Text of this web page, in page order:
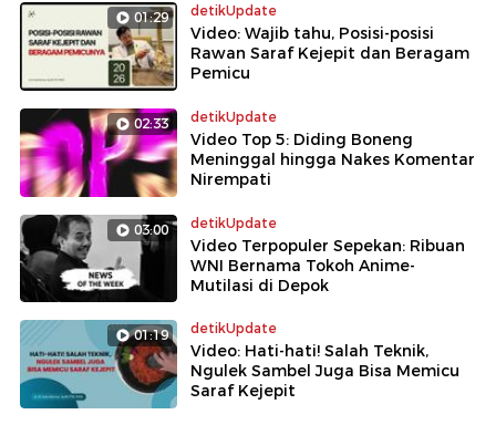
01:29 detikUpdate
Video: Wajib tahu, Posisi-posisi
Rawan Saraf Kejepit dan Beragam
Pemicu
02:33 detikUpdate
Video Top 5: Diding Boneng
Meninggal hingga Nakes Komentar
Nirempati
03:00 detikUpdate
Video Terpopuler Sepekan: Ribuan
WNI Bernama Tokoh Anime-
Mutilasi di Depok
01:19 detikUpdate
Video: Hati-hati! Salah Teknik,
Ngulek Sambel Juga Bisa Memicu
Saraf Kejepit